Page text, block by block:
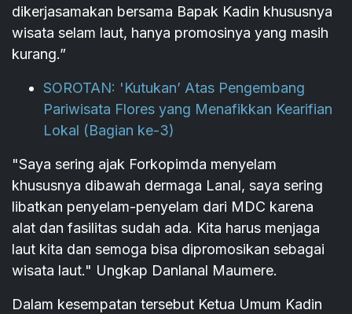
dikerjasamakan bersama Bapak Kadin khususnya
wisata selam laut, hanya promosinya yang masih
kurang.”
SOROTAN: 'Kutukan’ Atas Pengembang
Pariwisata Flores yang Menafikkan Kearifian
Lokal (Bagian ke-3)
"Saya sering ajak Forkopimda menyelam
khususnya dibawah dermaga Lanal, saya sering
libatkan penyelam-penyelam dari MDC karena
alat dan fasilitas sudah ada. Kita harus menjaga
laut kita dan semoga bisa dipromosikan sebagai
wisata laut." Ungkap Danlanal Maumere.
Dalam kesempatan tersebut Ketua Umum Kadin